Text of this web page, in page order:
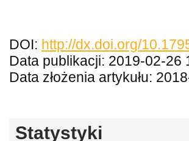
DOI: http://dx.doi.org/
Data publikacji: 2019-02-26
Data złożenia artykułu:
Statystyki